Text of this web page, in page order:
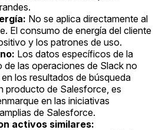
No se aplica directamente al
El consumo de energía del cliente
y los patrones de uso.
Los datos específicos de la
de las operaciones de Slack no
los resultados de búsqueda
producto de Salesforce, es
en las iniciativas
de Salesforce.
activos similares: